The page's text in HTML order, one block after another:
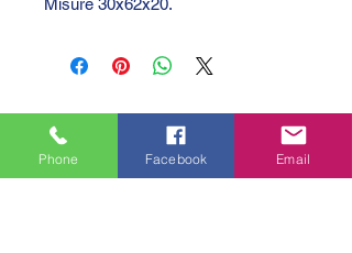
Misure 30x62x20.
Phone Facebook Email